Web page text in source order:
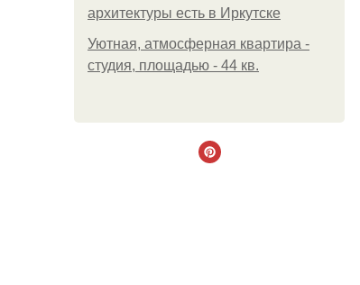
архитектуры есть в Иркутске
Уютная, атмосферная квартира -
студия, площадью - 44 кв.